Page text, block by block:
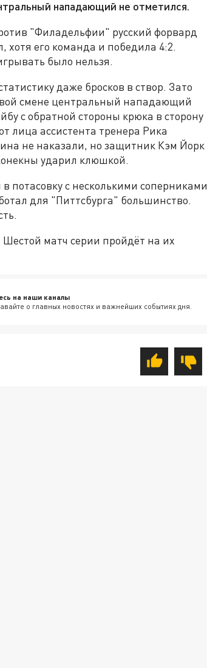
нападающий не отметился.
"Филадельфии" русский форвард
его команда и победила 4:2.
было нельзя.
даже бросков в створ. Зато
смене центральный нападающий
с обратной стороны крюка в сторону
лица ассистента тренера Рика
не наказали, но защитник Кэм Йорк
ударил клюшкой.
потасовку с несколькими соперниками
для "Питтсбурга" большинство.
матч серии пройдёт на их
на наши каналы
о главных новостях и важнейших событиях дня.